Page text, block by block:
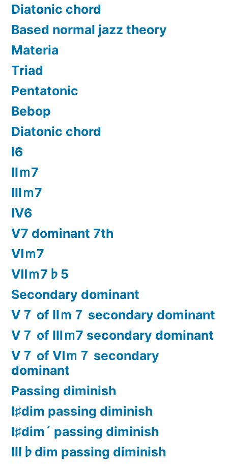
Diatonic chord
Based normal jazz theory
Materia
Triad
Pentatonic
Bebop
Diatonic chord
Ⅰ6
Ⅱｍ7
Ⅲｍ7
Ⅳ6
Ⅴ7 dominant 7th
Ⅵｍ7
Ⅶｍ7♭5
Secondary dominant
Ⅴ７ of Ⅱｍ７ secondary dominant
Ⅴ７ of Ⅲｍ7 secondary dominant
Ⅴ７ of Ⅵｍ７ secondary
dominant
Passing diminish
Ⅰ♯dim passing diminish
Ⅰ♯dim´ passing diminish
Ⅲ♭dim passing diminish